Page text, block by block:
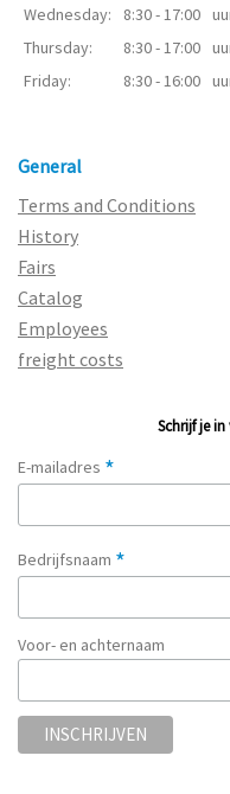
Wednesday:
8:30 - 17:00
Thursday:
8:30 - 17:00
Friday:
8:30 - 16:00
General
Terms and Conditions
History
Fairs
Catalog
Employees
freight costs
Schrijf je
E-mailadres *
Bedrijfsnaam *
Voor- en achternaam